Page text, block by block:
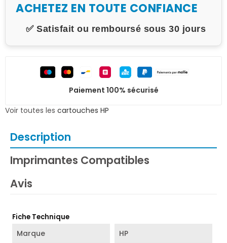
ACHETEZ EN TOUTE CONFIANCE
✅ Satisfait ou remboursé sous 30 jours
Paiement 100% sécurisé
Voir toutes les cartouches HP
Description
Imprimantes Compatibles
Avis
Fiche Technique
Marque HP